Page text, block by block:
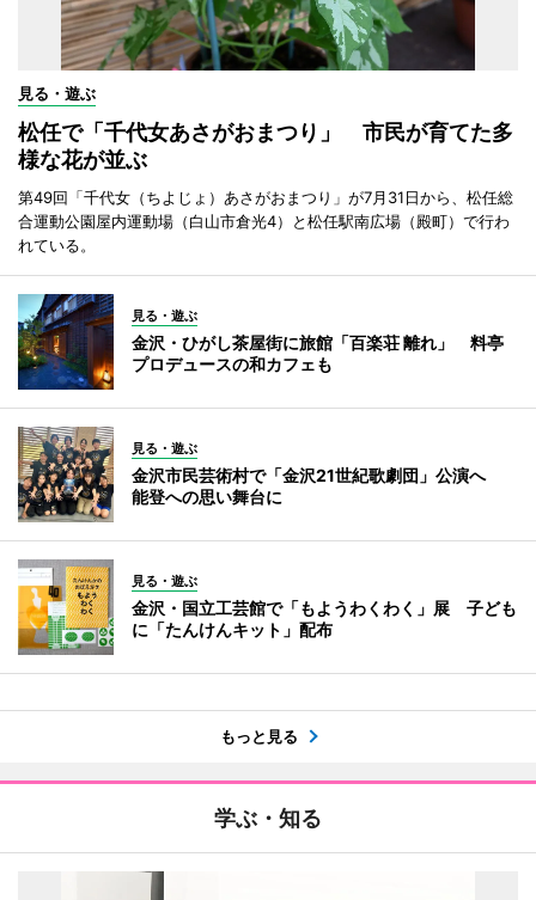
見る・遊ぶ
松任で「千代女あさがおまつり」 市民が育てた多
様な花が並ぶ
第49回「千代女（ちよじょ）あさがおまつり」が7月31日から、松任総
合運動公園屋内運動場（白山市倉光4）と松任駅南広場（殿町）で行わ
れている。
見る・遊ぶ
金沢・ひがし茶屋街に旅館「百楽荘 離れ」 料亭
プロデュースの和カフェも
見る・遊ぶ
金沢市民芸術村で「金沢21世紀歌劇団」公演へ
能登への思い舞台に
見る・遊ぶ
金沢・国立工芸館で「もようわくわく」展 子ども
に「たんけんキット」配布
もっと見る
学ぶ・知る